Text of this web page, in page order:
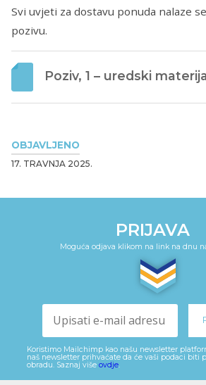
OBJAVLJENO
17. TRAVNJA 2025.
Svi uvjeti za dostavu ponuda nalaze
pozivu.
Poziv, 1 – uredski
PRIJAVA
Moguća odjava klikom na link na dnu
Koristimo Mailchimp kao našu newsletter
naš newsletter prihvaćate da će vaši podaci biti
obradu. Saznaj više ovdje.